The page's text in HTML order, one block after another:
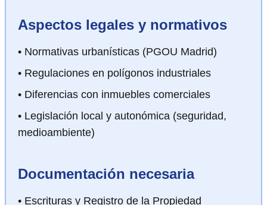
Aspectos legales y normativos
• Normativas urbanísticas (PGOU Madrid)
• Regulaciones en polígonos industriales
• Diferencias con inmuebles comerciales
• Legislación local y autonómica (seguridad,
medioambiente)
Documentación necesaria
• Escrituras y Registro de la Propiedad